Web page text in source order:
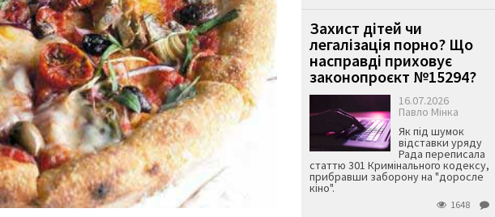
Захист дітей чи
легалізація порно? Що
насправді приховує
законопроєкт №15294?
16.07.2026
Павло Мінка
Як під шумок
відставки уряду
Рада переписала
статтю 301 Кримінального кодексу,
прибравши заборону на "доросле
кіно".
1648